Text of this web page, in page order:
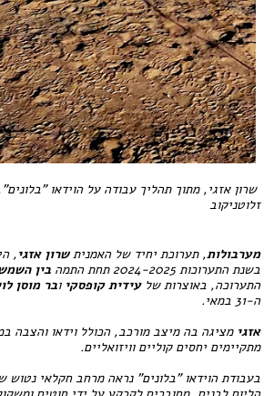
שרון אזגי, מתוך תהליך עבודה על הוידאו "בלונים",
זלוטניקוב
מערבולות, תערוכת יחיד של האמניתשרון אזגי,
בשנת התערוכות 2024-2025 תחת התמה
בין
התערוכה, באוצרות שלעידית קופסקיובר מוסן
ה-31 במאי.
אזגימציגה בה מיצב מורכב, הכולל וידאו והצבה
מתקיימים יחסים קוליים וויזואליים.